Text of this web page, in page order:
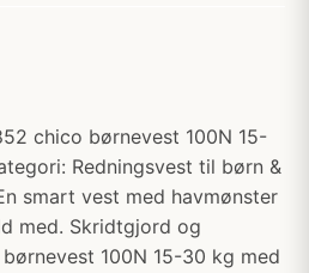
chico børnevest 100N 15-
Redningsvest til børn &
smart vest med havmønster
med. Skridtgjord og
100N 15-30 kg med